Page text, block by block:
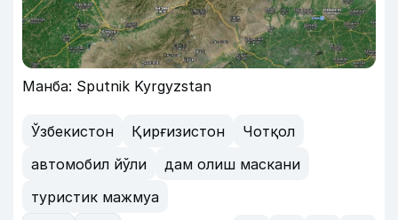
Манба: Sputnik Kyrgyzstan
Ўзбекистон Қирғизистон
Чотқол
автомобил йўли
дам олиш маскани
туристик мажмуа